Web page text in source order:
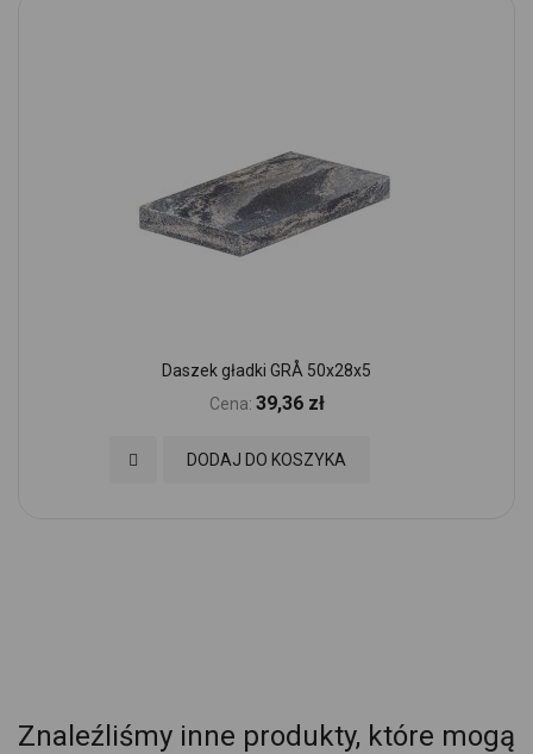
Daszek gładki GRÅ 50x28x5
Cena: 39,36 zł
DODAJ DO KOSZYKA
Dodaj do Ulubionych
Znaleźliśmy inne produkty, które mogą